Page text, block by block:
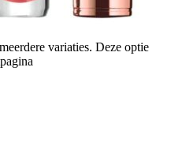
variaties. Deze optie